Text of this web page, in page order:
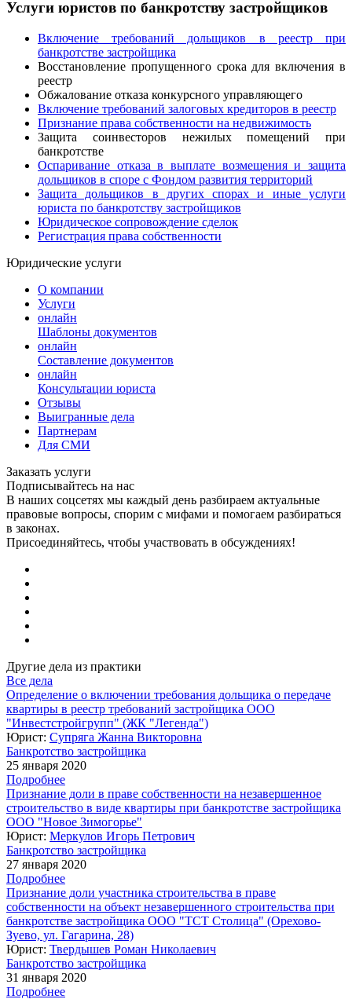
Услуги юристов по банкротству застройщиков
Включение требований дольщиков в реестр при
банкротстве застройщика
Восстановление пропущенного срока для включения в
реестр
Обжалование отказа конкурсного управляющего
Включение требований залоговых кредиторов в реестр
Признание права собственности на недвижимость
Защита соинвесторов нежилых помещений при
банкротстве
Оспаривание отказа в выплате возмещения и защита
дольщиков в споре с Фондом развития территорий
Защита дольщиков в других спорах и иные услуги
юриста по банкротству застройщиков
Юридическое сопровождение сделок
Регистрация права собственности
Юридические услуги
О компании
Услуги
онлайн
Шаблоны документов
онлайн
Составление документов
онлайн
Консультации юриста
Отзывы
Выигранные дела
Партнерам
Для СМИ
Заказать услуги
Подписывайтесь на нас
В наших соцсетях мы каждый день разбираем актуальные
правовые вопросы, спорим с мифами и помогаем разбираться
в законах.
Присоединяйтесь, чтобы участвовать в обсуждениях!
Другие дела из практики
Все дела
Определение о включении требования дольщика о передаче
квартиры в реестр требований застройщика ООО
"Инвестстройгрупп" (ЖК "Легенда")
Юрист: Супряга Жанна Викторовна
Банкротство застройщика
25 января 2020
Подробнее
Признание доли в праве собственности на незавершенное
строительство в виде квартиры при банкротстве застройщика
ООО "Новое Зимогорье"
Юрист: Меркулов Игорь Петрович
Банкротство застройщика
27 января 2020
Подробнее
Признание доли участника строительства в праве
собственности на объект незавершенного строительства при
банкротстве застройщика ООО "ТСТ Столица" (Орехово-
Зуево, ул. Гагарина, 28)
Юрист: Твердышев Роман Николаевич
Банкротство застройщика
31 января 2020
Подробнее